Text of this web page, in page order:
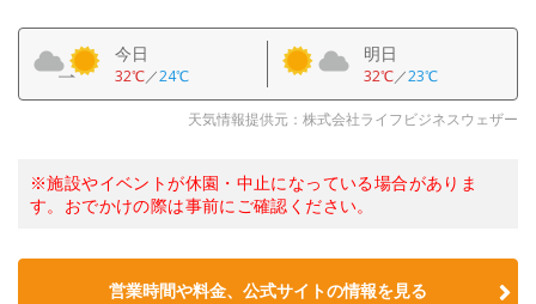
今日
32℃／24℃
明日
32℃／23℃
天気情報提供元：株式会社ライフビジネスウェザー
※施設やイベントが休園・中止になっている場合がありま
す。おでかけの際は事前にご確認ください。
営業時間や料金、公式サイトの情報を見る